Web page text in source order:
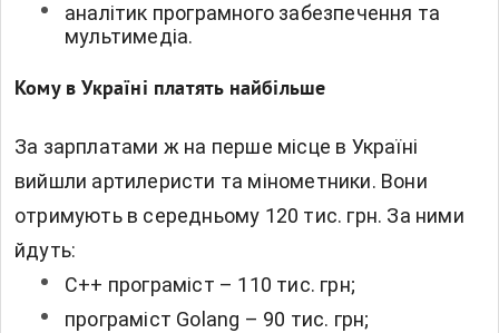
аналітик програмного забезпечення та
мультимедіа.
Кому в Україні платять найбільше
За зарплатами ж на перше місце в Україні
вийшли артилеристи та мінометники. Вони
отримують в середньому 120 тис. грн. За ними
йдуть:
C++ програміст – 110 тис. грн;
програміст Golang – 90 тис. грн;